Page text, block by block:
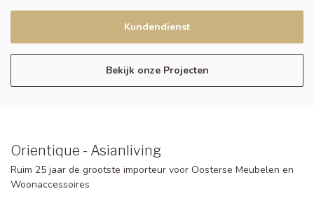
Kundendienst
Bekijk onze Projecten
Orientique - Asianliving
Ruim 25 jaar de grootste importeur voor Oosterse Meubelen en
Woonaccessoires